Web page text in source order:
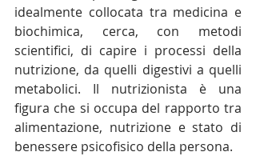
idealmente collocata tra medicina e
biochimica, cerca, con metodi
scientifici, di capire i processi della
nutrizione, da quelli digestivi a quelli
metabolici. Il nutrizionista è una
figura che si occupa del rapporto tra
alimentazione, nutrizione e stato di
benessere psicofisico della persona.